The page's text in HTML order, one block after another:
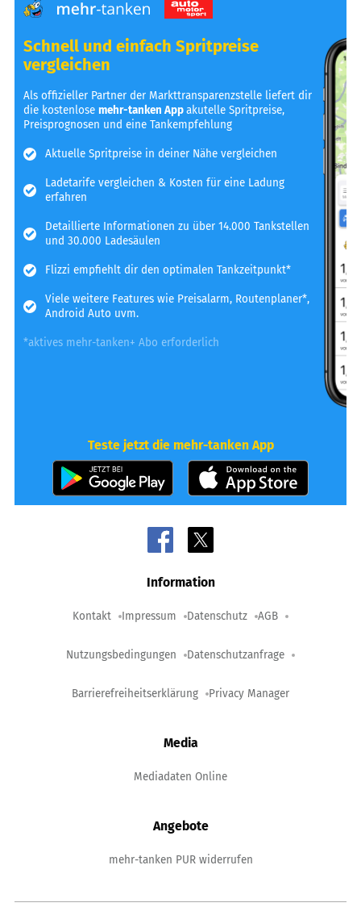
Schnell und einfach Spritpreise
vergleichen
Als offizieller Partner der Markttransparenzstelle liefert dir
die kostenlosemehr-tanken Appakutelle Spritpreise,
Preisprognosen und eine Tankempfehlung
Aktuelle Spritpreise in deiner Nähe vergleichen
Ladetarife vergleichen & Kosten für eine Ladung
erfahren
Detaillierte Informationen zu über 14.000 Tankstellen
und 30.000 Ladesäulen
Flizzi empfiehlt dir den optimalen Tankzeitpunkt*
Viele weitere Features wie Preisalarm, Routenplaner*,
Android Auto uvm.
*aktives mehr-tanken+ Abo erforderlich
Teste jetzt die mehr-tanken App
Information
Kontakt Impressum Datenschutz AGB
Nutzungsbedingungen Datenschutzanfrage
Barrierefreiheitserklärung Privacy Manager
Media
Mediadaten Online
Angebote
mehr-tanken PUR widerrufen